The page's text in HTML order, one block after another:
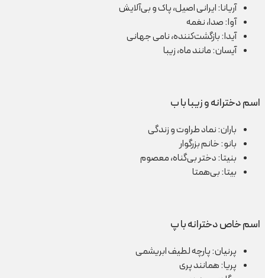
آریانا: ایرانی اصیل، پاک و بی‌آلایش
آوا: صدا، نغمه
آیدا: بازگشت‌کننده، نامی جهانی
آیسان: مانند ماه، زیبا
اسم دخترانه و زیبا با ب
باران: نماد طراوت و زندگی
بانو: خانم بزرگوار
بنیتا: دختر بی‌گناه، معصوم
بیتا: بی‌همتا
اسم خاص دخترانه با پ
پرنیان: پارچه لطیف ابریشمی
پریا: همانند پری